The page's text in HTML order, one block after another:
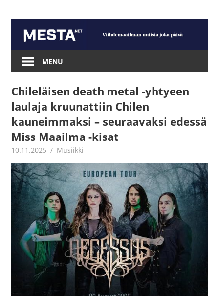
content
Mesta.net
MENU
Chileläisen death metal -yhtyeen
laulaja kruunattiin Chilen
kauneimmaksi – seuraavaksi edessä
Miss Maailma -kisat
10.11.2025 Juha Kaunisto
Musiikki